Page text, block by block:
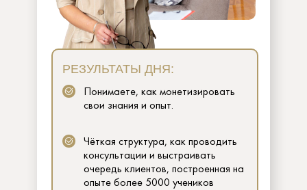
РЕЗУЛЬТАТЫ ДНЯ:
Чёткая структура, как проводить
консультации и выстраивать
очередь клиентов, построенная на
опыте более 5000 учеников
Понимаете, как монетизировать
свои знания и опыт.